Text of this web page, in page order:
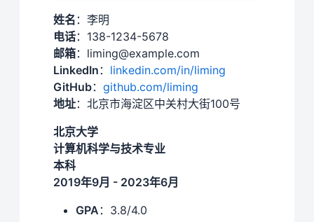
姓名 ：李明
电话：138-1234-5678
邮箱：liming@example.com
LinkedIn ： linkedin.com/in/liming
GitHub： github.com/liming
地址：北京市海淀区中关村大街100号
北京大学
计算机科学与技术专业
本科
2019年9月 - 2023年6月
GPA ：3.8/4.0